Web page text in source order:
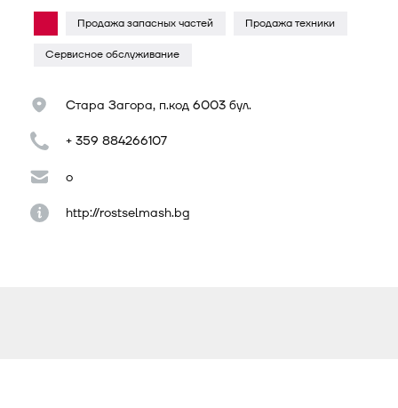
Продажа запасных частей Продажа техники
Сервисное обслуживание
Стара Загора, п.код 6003 бул.
+ 359 884266107
o
http://rostselmash.bg